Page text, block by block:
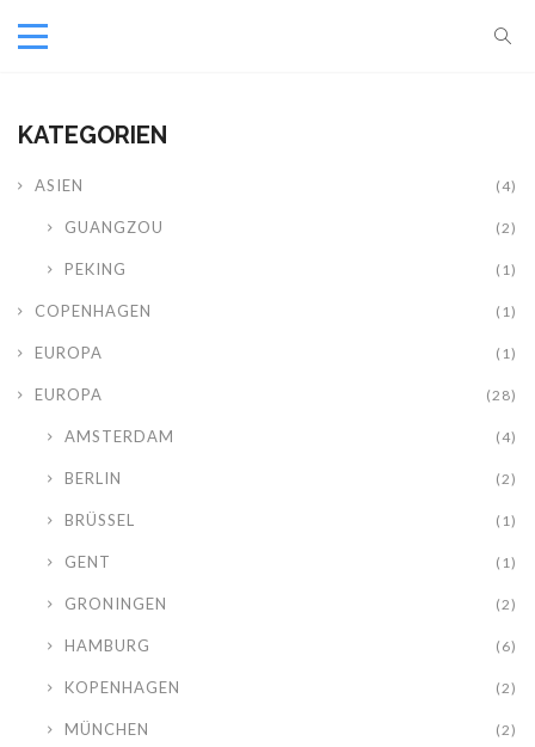
KATEGORIEN
ASIEN (4)
GUANGZOU (2)
PEKING (1)
COPENHAGEN (1)
EUROPA (1)
EUROPA (28)
AMSTERDAM (4)
BERLIN (2)
BRÜSSEL (1)
GENT (1)
GRONINGEN (2)
HAMBURG (6)
KOPENHAGEN (2)
MÜNCHEN (2)